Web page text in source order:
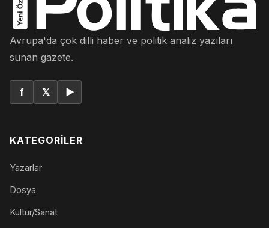
Avrupa'da çok dilli haber ve politik analiz yazıları
sunan gazete.
f 𝕏 ▶
KATEGORILER
Yazarlar
Dosya
Kültür/Sanat